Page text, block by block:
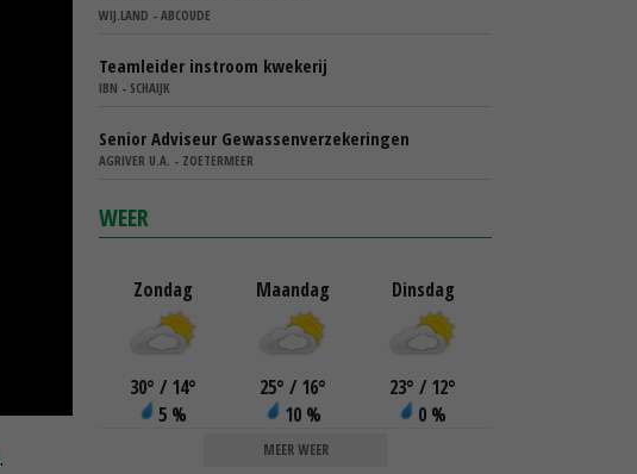
.
WIJ.LAND - ABCOUDE
Teamleider instroom kwekerij
IBN - SCHAIJK
Senior Adviseur Gewassenverzekeringen
AGRIVER U.A. - ZOETERMEER
WEER
Zondag
30° / 14°
5 %
Maandag
25° / 16°
10 %
Dinsdag
23° / 12°
0 %
MEER WEER